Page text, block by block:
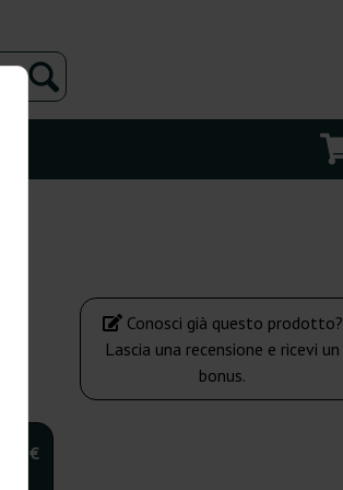
€
Conosci già questo prodotto?
Lascia una recensione e ricevi un
bonus.